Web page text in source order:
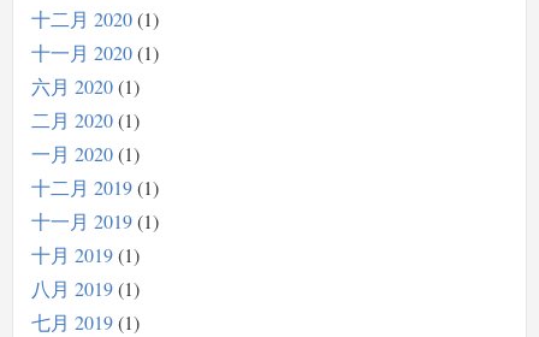
十二月 2020 1
十一月 2020 1
六月 2020 1
二月 2020 1
一月 2020 1
十二月 2019 1
十一月 2019 1
十月 2019 1
八月 2019 1
七月 2019 1